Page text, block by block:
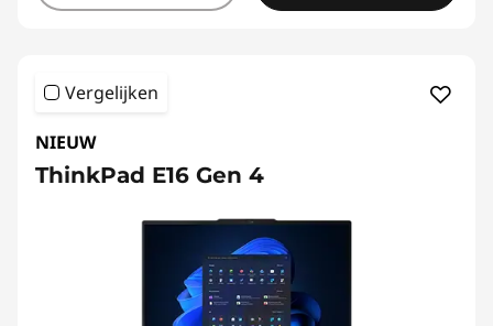
Vergelijken
NIEUW
ThinkPad E16 Gen 4